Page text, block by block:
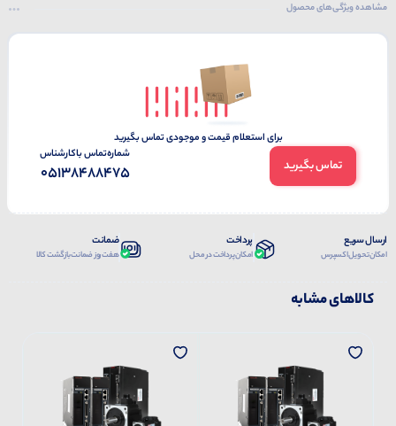
مشاهده ویژگی‌های محصول
برای استعلام قیمت و موجودی تماس بگیرید
تماس بگیرید
شماره‌تماس‌ با‌کارشناس
05138488475
ارسال سریع
امکان تحویل اکسپرس
پرداخت
امکان پرداخت در محل
ضمانت
هفت روز ضمانت بازگشت کالا
کالاهای مشابه